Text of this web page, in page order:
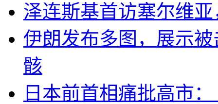
泽连斯基首访塞尔维
伊朗发布多图，展示
骸
日本前首相痛批高市